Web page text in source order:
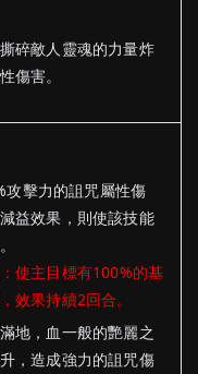
碎敵人靈魂的力量炸
傷害。
擊力的詛咒屬性傷
益效果，則使該技能
使主目標有100%的基
效果持續2回合。
地，血一般的艷麗之
，造成強力的詛咒傷